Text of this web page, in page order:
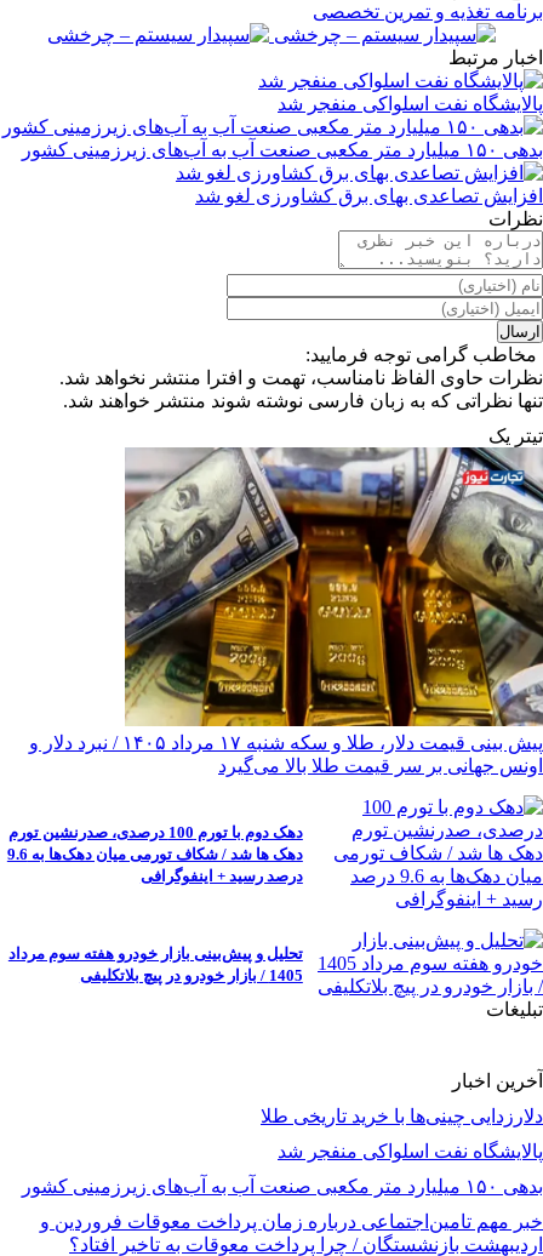
برنامه تغذیه و تمرین تخصصی
اخبار مرتبط
پالایشگاه نفت اسلواکی منفجر شد
بدهی ۱۵۰ میلیارد متر مکعبی صنعت آب به آب‌های زیرزمینی کشور
افزایش تصاعدی بهای برق کشاورزی لغو شد
نظرات
مخاطب گرامی توجه فرمایید:
نظرات حاوی الفاظ نامناسب، تهمت و افترا منتشر نخواهد شد.
تنها نظراتی که به زبان فارسی نوشته شوند منتشر خواهند شد.
تیترِ یک
پیش ‌بینی قیمت دلار، طلا و سکه شنبه ۱۷ مرداد ۱۴۰۵ / نبرد دلار و
اونس جهانی بر سر قیمت طلا بالا می‌گیرد
دهک دوم با تورم 100 درصدی، صدرنشین تورم
دهک ها شد / شکاف تورمی میان دهک‌ها به 9.6
درصد رسید + اینفوگرافی
تحلیل و پیش‌بینی بازار خودرو هفته سوم مرداد
1405 / بازار خودرو در پیچ بلاتکلیفی
تبلیغات
آخرین اخبار
دلارزدایی چینی‌ها با خرید تاریخی طلا
پالایشگاه نفت اسلواکی منفجر شد
بدهی ۱۵۰ میلیارد متر مکعبی صنعت آب به آب‌های زیرزمینی کشور
خبر مهم تامین‌اجتماعی درباره زمان پرداخت معوقات فروردین و
اردیبهشت بازنشستگان / چرا پرداخت معوقات به تاخیر افتاد؟